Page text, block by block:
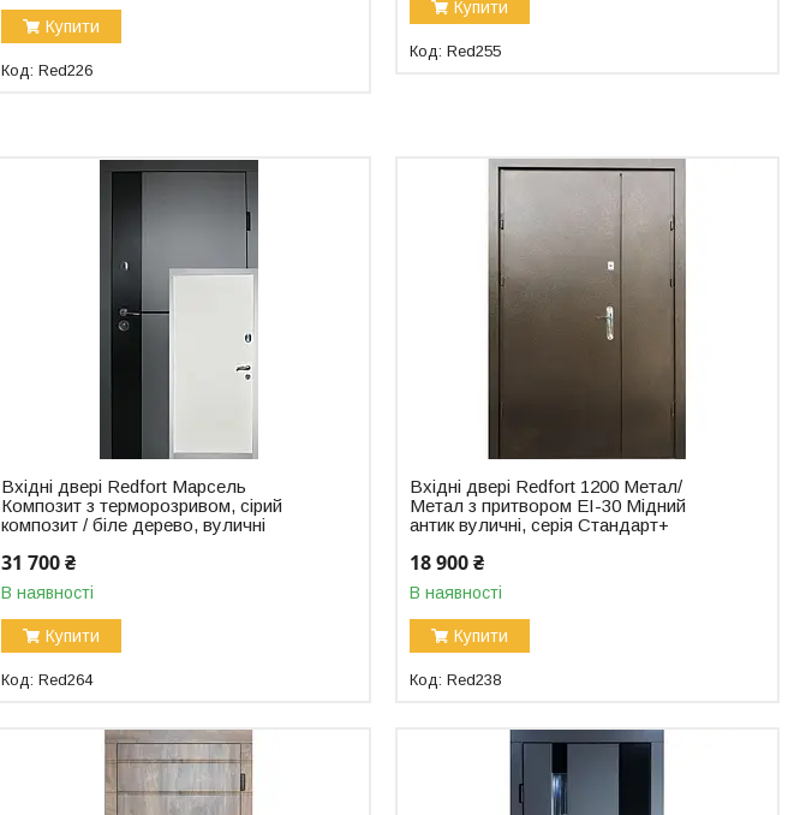
Купити
Red226
Купити
Red255
Вхідні двері Redfort Марсель
Композит з терморозривом, сірий
композит / біле дерево, вуличні
31 700 ₴
В наявності
Купити
Red264
Вхідні двері Redfort 1200 Метал/
Метал з притвором EI-30 Мідний
антик вуличні, серія Стандарт+
18 900 ₴
В наявності
Купити
Red238